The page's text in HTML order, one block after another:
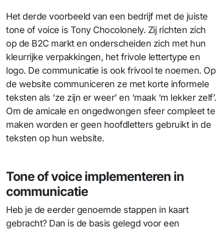
Het derde voorbeeld van een bedrijf met de juiste
tone of voice is Tony Chocolonely. Zij richten zich
op de B2C markt en onderscheiden zich met hun
kleurrijke verpakkingen, het frivole lettertype en
logo. De communicatie is ook frivool te noemen. Op
de website communiceren ze met korte informele
teksten als ‘ze zijn er weer’ en ‘maak ‘m lekker zelf’.
Om de amicale en ongedwongen sfeer compleet te
maken worden er geen hoofdletters gebruikt in de
teksten op hun website.
Tone of voice implementeren in
communicatie
Heb je de eerder genoemde stappen in kaart
gebracht? Dan is de basis gelegd voor een